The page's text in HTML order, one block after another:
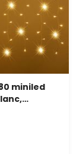
miniled